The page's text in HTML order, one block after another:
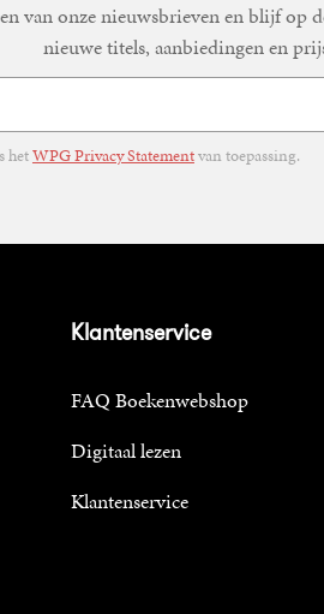
van onze nieuwsbrieven en blijf op
nieuwe titels, aanbiedingen en
hetWPG Privacy Statementvan toepassing.
Klantenservice
FAQ Boekenwebshop
Digitaal lezen
Klantenservice